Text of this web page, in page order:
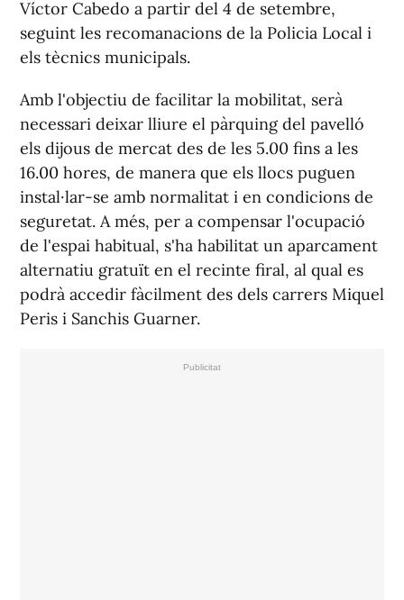
Víctor Cabedo a partir del 4 de setembre,
seguint les recomanacions de la Policia Local i
els tècnics municipals.
Amb l'objectiu de facilitar la mobilitat, serà
necessari deixar lliure el pàrquing del pavelló
els dijous de mercat des de les 5.00 fins a les
16.00 hores, de manera que els llocs puguen
instal·lar-se amb normalitat i en condicions de
seguretat. A més, per a compensar l'ocupació
de l'espai habitual, s'ha habilitat un aparcament
alternatiu gratuït en el recinte firal, al qual es
podrà accedir fàcilment des dels carrers Miquel
Peris i Sanchis Guarner.